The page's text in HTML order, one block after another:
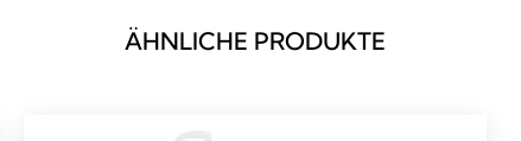
ÄHNLICHE PRODUKTE